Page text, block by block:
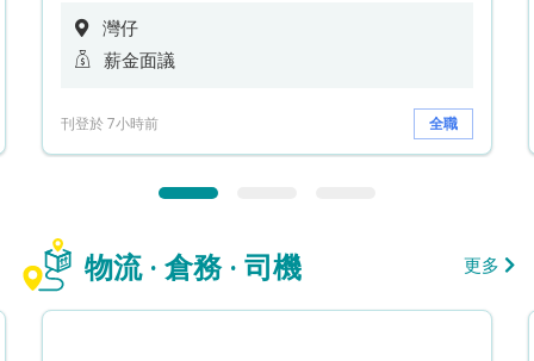
灣仔
薪金面議
刊登於 7小時前 全職
物流 · 倉務 · 司機 更多